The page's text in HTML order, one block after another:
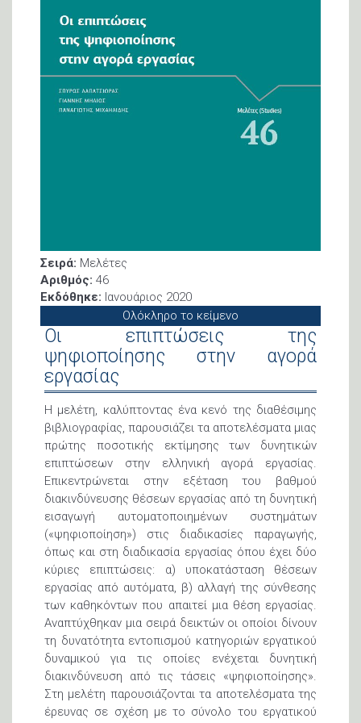
Σειρά: Μελέτες
Αριθμός: 46
Εκδόθηκε: Ιανουάριος 2020
Ολόκληρο το κείμενο
Οι επιπτώσεις της
ψηφιοποίησης στην αγορά
εργασίας
Η μελέτη, καλύπτοντας ένα κενό της διαθέσιμης
βιβλιογραφίας, παρουσιάζει τα αποτελέσματα μιας
πρώτης ποσοτικής εκτίμησης των δυνητικών
επιπτώσεων στην ελληνική αγορά εργασίας.
Επικεντρώνεται στην εξέταση του βαθμού
διακινδύνευσης θέσεων εργασίας από τη δυνητική
εισαγωγή αυτοματοποιημένων συστημάτων
(«ψηφιοποίηση») στις διαδικασίες παραγωγής,
όπως και στη διαδικασία εργασίας όπου έχει δύο
κύριες επιπτώσεις: α) υποκατάσταση θέσεων
εργασίας από αυτόματα, β) αλλαγή της σύνθεσης
των καθηκόντων που απαιτεί μια θέση εργασίας.
Αναπτύχθηκαν μια σειρά δεικτών οι οποίοι δίνουν
τη δυνατότητα εντοπισμού κατηγοριών εργατικού
δυναμικού για τις οποίες ενέχεται δυνητική
διακινδύνευση από τις τάσεις «ψηφιοποίησης».
Στη μελέτη παρουσιάζονται τα αποτελέσματα της
έρευνας σε σχέση με το σύνολο του εργατικού